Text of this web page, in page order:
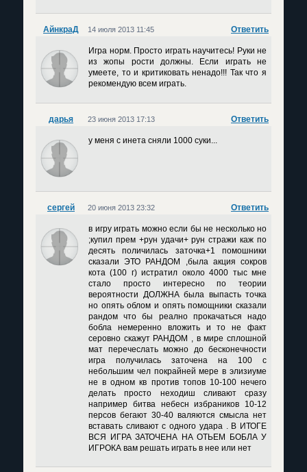
АйнкраД Ответить
14 июля 2013 11:45
Игра норм. Просто играть научитесь! Руки не
из жопы рости должны. Если играть не
умеете, то и критиковать ненадо!!! Так что я
рекомендую всем играть.
дарья Ответить
23 июня 2013 17:13
у меня с инета сняли 1000 суки...
сергей Ответить
20 июня 2013 23:32
в игру играть можно если бы не несколько но
;купил прем +рун удачи+ рун стражи каж по
десять поличилась заточка+1 помошники
сказали ЭТО РАНДОМ ,была акция сокров
кота (100 г) истратил около 4000 тыс мне
стало просто интересно по теории
вероятности ДОЛЖНА была выпасть точка
но опять облом и опять помощники сказали
рандом что бы реално прокачаться надо
бобла немеренно вложить и то не факт
серовно скажут РАНДОМ , в мире сплошной
мат перечеслать можно до бесконечности
игра получилась заточена на 100 с
небольшим чел покрайней мере в элизиуме
не в одном кв против топов 10-100 нечего
делать просто неходиш сливают сразу
например битва небесн избраников 10-12
персов бегают 30-40 валяются смысла нет
вставать сливают с одного удара . В ИТОГЕ
ВСЯ ИГРА ЗАТОЧЕНА НА ОТЬЕМ БОБЛА У
ИГРОКА вам решать играть в нее или нет